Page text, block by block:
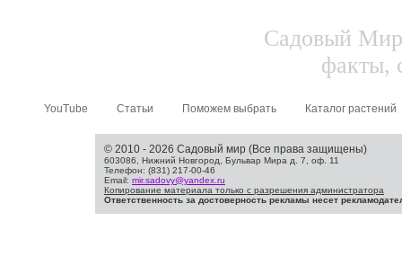
Садовый
факты,
YouTube Статьи Поможем выбрать Каталог растений
© 2010 - 2026 Садовый мир (Все права защищены)
603086, Нижний Новгород, Бульвар Мира д. 7, оф. 11
Телефон: (831) 217-00-46
Email: mir.sadovy@yandex.ru
Копирование материала только с разрешения администратора
Ответственность за достоверность рекламы несет